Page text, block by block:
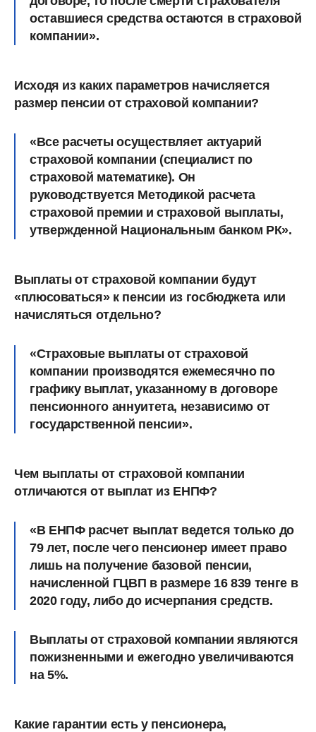
оставшиеся средства остаются в страховой
компании».
Исходя из каких параметров начисляется
размер пенсии от страховой компании?
«Все расчеты осуществляет актуарий
страховой компании (специалист по
страховой математике). Он
руководствуется Методикой расчета
страховой премии и страховой выплаты,
утвержденной Национальным банком РК».
Выплаты от страховой компании будут
«плюсоваться» к пенсии из госбюджета или
начисляться отдельно?
«Страховые выплаты от страховой
компании производятся ежемесячно по
графику выплат, указанному в договоре
пенсионного аннуитета, независимо от
государственной пенсии».
Чем выплаты от страховой компании
отличаются от выплат из ЕНПФ?
«В ЕНПФ расчет выплат ведется только до
79 лет, после чего пенсионер имеет право
лишь на получение базовой пенсии,
начисленной ГЦВП в размере 16 839 тенге в
2020 году, либо до исчерпания средств.
Выплаты от страховой компании являются
пожизненными и ежегодно увеличиваются
на 5%.
Какие гарантии есть у пенсионера,